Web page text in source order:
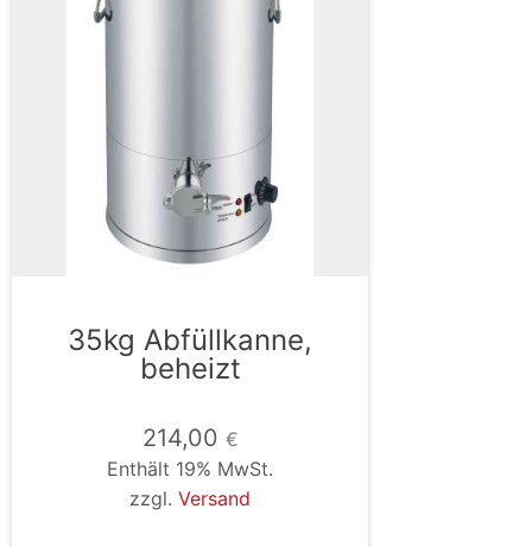
35kg Abfüllkanne,
beheizt
214,00 €
Enthält 19% MwSt.
zzgl. Versand